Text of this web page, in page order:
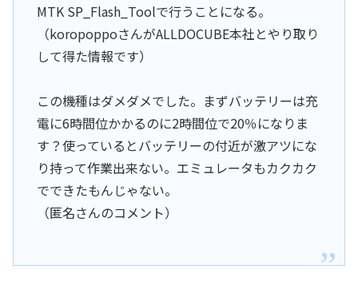
MTK SP_Flash_Toolで行うことになる。
（koropoppoさんがALLDOCUBE本社とやり取り
して得た情報です）
この機種はダメダメでした。まずバッテリーは充
電に6時間位かかるのに2時間位で20％になりま
す？使っているとバッテリーの付近が激アツにな
り持って作業出来ない。エミュレータもカクカク
でできたもんじゃない。
（匿名さんのコメント）